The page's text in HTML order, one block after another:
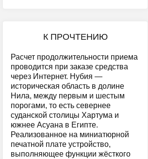
К ПРОЧТЕНИЮ
Расчет продолжительности приема
проводится при заказе средства
через Интернет. Нубия —
историческая область в долине
Нила, между первым и шестым
порогами, то есть севернее
суданской столицы Хартума и
южнее Асуана в Египте.
Реализованное на миниатюрной
печатной плате устройство,
выполняющее функции жёсткого